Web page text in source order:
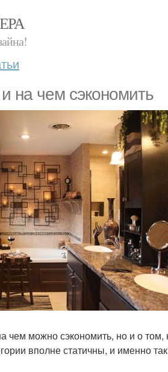
на чем сэкономить
чем можно сэкономить, но и о том,
вполне статичны, и именно